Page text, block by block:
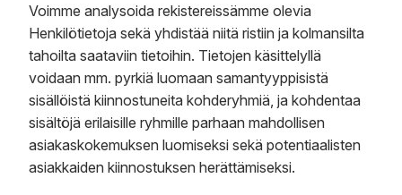
Voimme analysoida rekistereissämme olevia
Henkilötietoja sekä yhdistää niitä ristiin ja kolmansilta
tahoilta saataviin tietoihin. Tietojen käsittelyllä
voidaan mm. pyrkiä luomaan samantyyppisistä
sisällöistä kiinnostuneita kohderyhmiä, ja kohdentaa
sisältöjä erilaisille ryhmille parhaan mahdollisen
asiakaskokemuksen luomiseksi sekä potentiaalisten
asiakkaiden kiinnostuksen herättämiseksi.